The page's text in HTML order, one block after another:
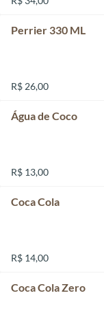
Perrier 330 ML
R$ 26,00
Água de Coco
R$ 13,00
Coca Cola
R$ 14,00
Coca Cola Zero